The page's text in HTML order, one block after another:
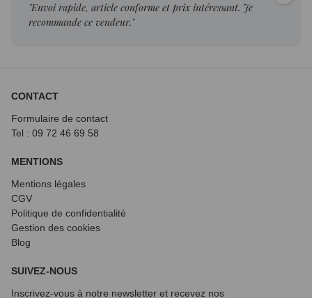
"Première transaction est une réussite.
délais, colis intac..."
CONTACT
Formulaire de contact
Tel : 09 72 46 69 58
MENTIONS
Mentions légales
CGV
Politique de confidentialité
Gestion des cookies
Blog
SUIVEZ-NOUS
Inscrivez-vous à notre newsletter et recevez nos